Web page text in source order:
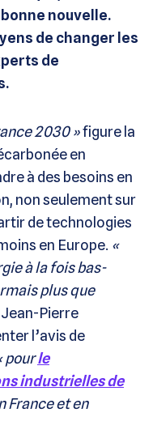
nouvelle.
de changer les
de
2030 »figure la
en
à des besoins en
non seulement sur
de technologies
en Europe. «
à la fois bas-
plus que
Jean-Pierre
l’avis de
pourle
industrielles de
France et en